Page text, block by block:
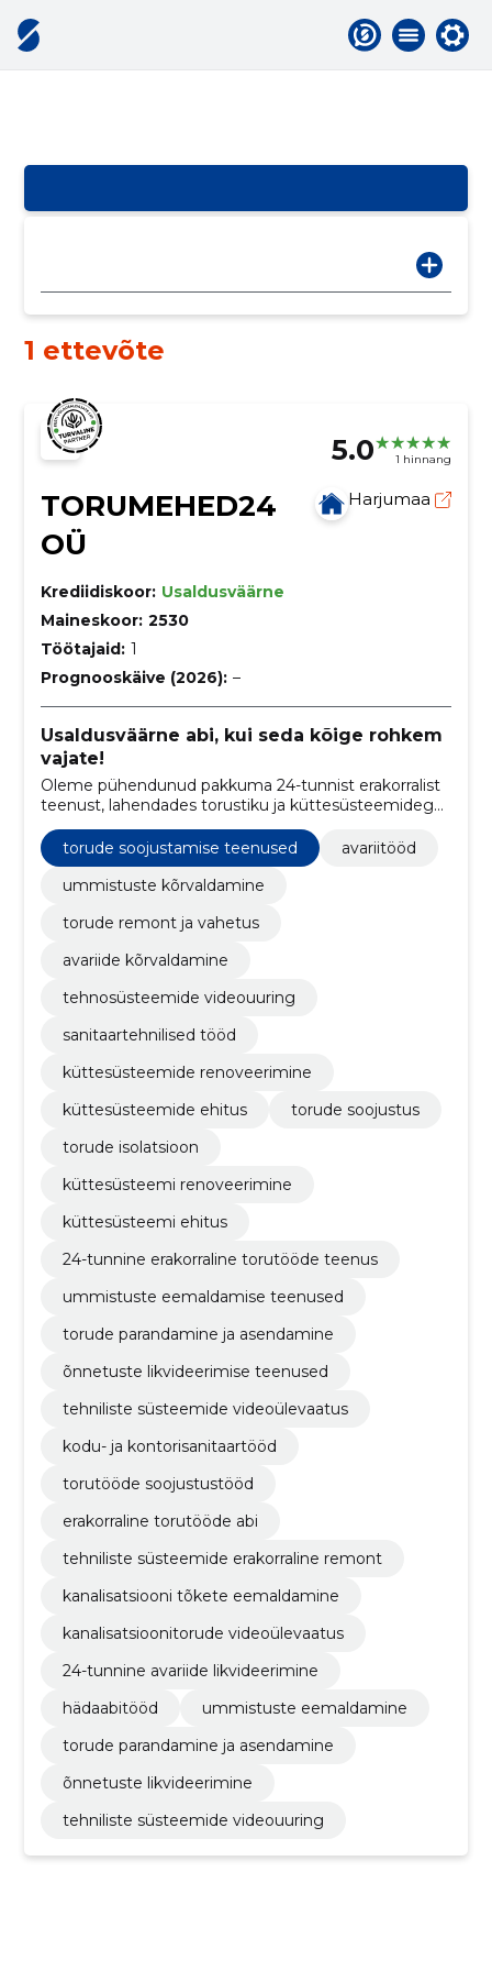
1 ettevõte
5.0 1 hinnang
TORUMEHED24
OÜ
Harjumaa
Krediidiskoor: Usaldusväärne
Maineskoor: 2530
Töötajaid: 1
Prognooskäive (2026): –
Usaldusväärne abi, kui seda kõige rohkem
vajate!
Oleme pühendunud pakkuma 24-tunnist erakorralist
teenust, lahendades torustiku ja küttesüsteemidega
seotud probleeme.
torude soojustamise teenused
avariitööd
ummistuste kõrvaldamine
torude remont ja vahetus
avariide kõrvaldamine
tehnosüsteemide videouuring
sanitaartehnilised tööd
küttesüsteemide renoveerimine
küttesüsteemide ehitus
torude soojustus
torude isolatsioon
küttesüsteemi renoveerimine
küttesüsteemi ehitus
24-tunnine erakorraline torutööde teenus
ummistuste eemaldamise teenused
torude parandamine ja asendamine
õnnetuste likvideerimise teenused
tehniliste süsteemide videoülevaatus
kodu- ja kontorisanitaartööd
torutööde soojustustööd
erakorraline torutööde abi
tehniliste süsteemide erakorraline remont
kanalisatsiooni tõkete eemaldamine
kanalisatsioonitorude videoülevaatus
24-tunnine avariide likvideerimine
hädaabitööd
ummistuste eemaldamine
torude parandamine ja asendamine
õnnetuste likvideerimine
tehniliste süsteemide videouuring